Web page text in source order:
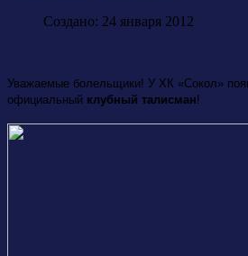
Создано: 24 января 2012
Уважаемые болельщики! У ХК «Сокол»
официальный клубный талисман!